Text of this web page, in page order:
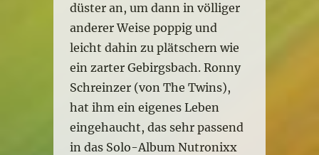
düster an, um dann in völliger
anderer Weise poppig und
leicht dahin zu plätschern wie
ein zarter Gebirgsbach. Ronny
Schreinzer (von The Twins),
hat ihm ein eigenes Leben
eingehaucht, das sehr passend
in das Solo-Album Nutronixx